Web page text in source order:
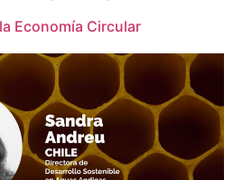
Economía Circular